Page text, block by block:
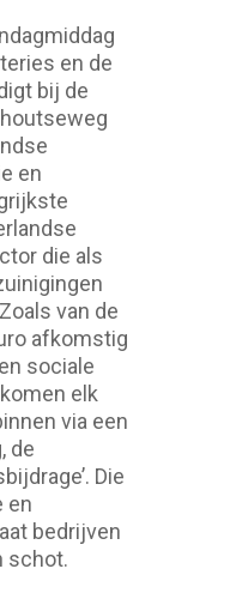
en de
bij de
en
die als
van de
afkomstig
sociale
elk
via een
de
Die
en
bedrijven
schot.